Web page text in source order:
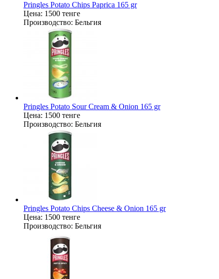
Pringles Potato Chips Paprica 165 gr
Цена: 1500 тенге
Производство: Бельгия
Pringles Potato Sour Cream & Onion 165 gr
Цена: 1500 тенге
Производство: Бельгия
Pringles Potato Chips Cheese & Onion 165 gr
Цена: 1500 тенге
Производство: Бельгия